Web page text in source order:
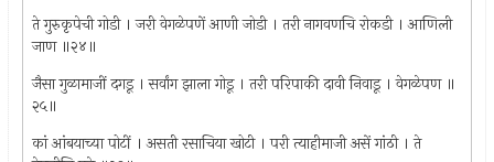
ते गुरुकृपेची गोडी । जरी वेगळेपणें आणी जोडी । तरी नागवणचि रोकडी । आणिली
जाण ॥२४॥
जैसा गुळामाजीं दगडू । सर्वांग झाला गोडू । तरी परिपाकी दावी निवाडू । वेगळेपण ॥
२५॥
कां आंबयाच्या पोटीं । असती रसाचिया खोटी । परी त्याहीमाजी असें गांठी । ते